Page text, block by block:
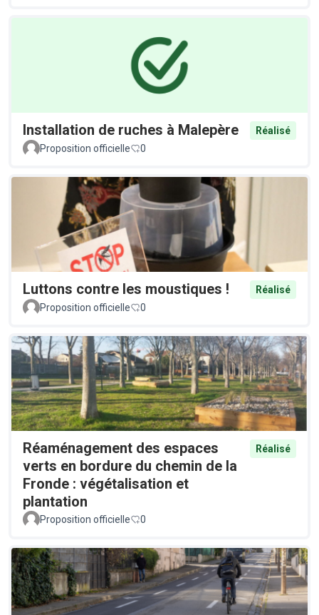
Installation de ruches à Malepère
Réalisé
Proposition officielle
0
Luttons contre les moustiques !
Réalisé
Proposition officielle
0
Réaménagement des espaces
verts en bordure du chemin de la
Fronde : végétalisation et
plantation
Réalisé
Proposition officielle 0